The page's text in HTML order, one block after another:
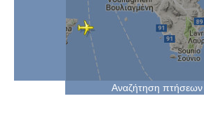
Αναζήτηση πτήσεων